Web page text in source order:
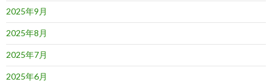
2025年9月
2025年8月
2025年7月
2025年6月